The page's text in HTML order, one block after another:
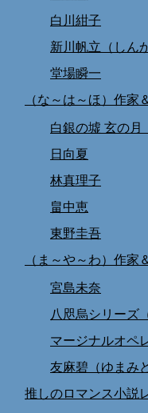
白川紺子
新川帆立（しん
堂場瞬一
（な～は～ほ）作家
白銀の墟 玄の月
日向夏
林真理子
畠中恵
東野圭吾
（ま～や～わ）作家
宮島未奈
八咫烏シリーズ
マージナルオペ
友麻碧（ゆまみ
推しのロマンス小説